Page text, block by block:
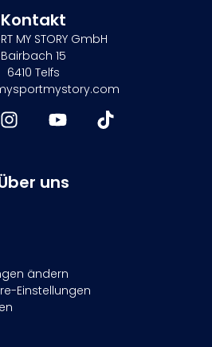
Kontakt
MY STORY GmbH
Bairbach 15
6410 Telfs
uns
ändern
Einstellungen